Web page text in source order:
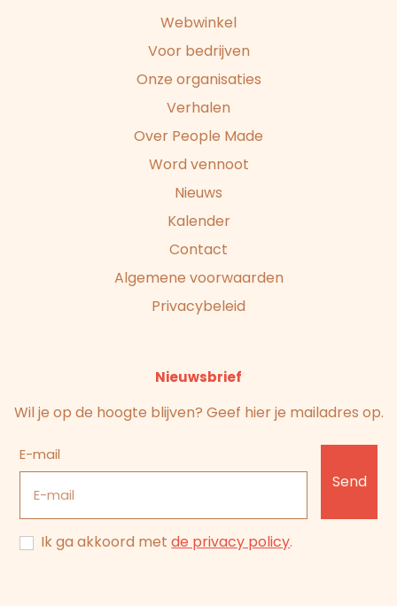
Webwinkel
Voor bedrijven
Onze organisaties
Verhalen
Over People Made
Word vennoot
Nieuws
Kalender
Contact
Algemene voorwaarden
Privacybeleid
Nieuwsbrief
Wil je op de hoogte blijven? Geef hier je mailadres op.
E-mail
Send
Ik ga akkoord metde privacy policy.